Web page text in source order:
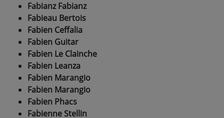
Fabianz Fabianz
Fabieau Bertois
Fabien Ceffalia
Fabien Guitar
Fabien Le Clainche
Fabien Leanza
Fabien Marangio
Fabien Marangio
Fabien Phacs
Fabienne Stellin